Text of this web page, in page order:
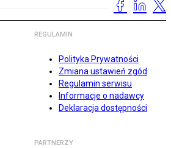
REGULAMIN
Polityka Prywatności
Zmiana ustawień zgód
Regulamin serwisu
Informacje o nadawcy
Deklaracja dostępności
PARTNERZY